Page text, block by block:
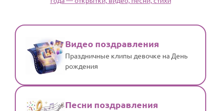
Видео поздравления
Праздничные клипы девочке на День
рождения
Песни поздравления